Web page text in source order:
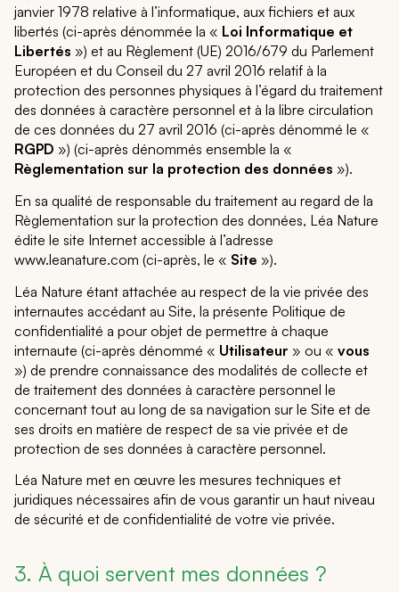
janvier 1978 relative à l’informatique, aux fichiers et aux
libertés (ci-après dénommée la « Loi Informatique et
Libertés ») et au Règlement (UE) 2016/679 du Parlement
Européen et du Conseil du 27 avril 2016 relatif à la
protection des personnes physiques à l’égard du traitement
des données à caractère personnel et à la libre circulation
de ces données du 27 avril 2016 (ci-après dénommé le «
RGPD ») (ci-après dénommés ensemble la «
Règlementation sur la protection des données »).
En sa qualité de responsable du traitement au regard de la
Règlementation sur la protection des données, Léa Nature
édite le site Internet accessible à l’adresse
www.leanature.com (ci-après, le « Site »).
Léa Nature étant attachée au respect de la vie privée des
internautes accédant au Site, la présente Politique de
confidentialité a pour objet de permettre à chaque
internaute (ci-après dénommé « Utilisateur » ou « vous
») de prendre connaissance des modalités de collecte et
de traitement des données à caractère personnel le
concernant tout au long de sa navigation sur le Site et de
ses droits en matière de respect de sa vie privée et de
protection de ses données à caractère personnel.
Léa Nature met en œuvre les mesures techniques et
juridiques nécessaires afin de vous garantir un haut niveau
de sécurité et de confidentialité de votre vie privée.
3. À quoi servent mes données ?